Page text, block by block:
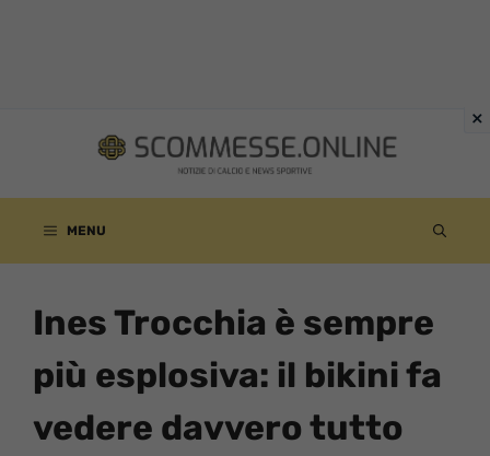
contenuto
MENU
Ines Trocchia è sempre
più esplosiva: il bikini fa
vedere davvero tutto